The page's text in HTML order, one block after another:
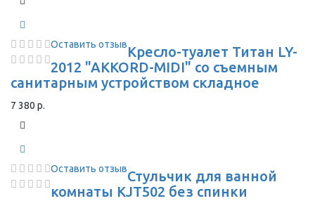
Оставить отзывКресло-туалет Титан LY-
2012 "AKKORD-MIDI" со съемным
санитарным устройством складное
7 380 р.
Оставить отзывСтульчик для ванной
комнаты KJT502 без спинки